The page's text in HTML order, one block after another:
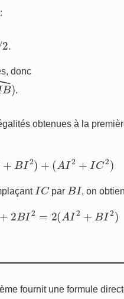
.
donc
)
.
obtenues à la
BI2)+ I2 +IC
IC
par
BI
, on
2 BI2= AI 2+B
fournit une formule